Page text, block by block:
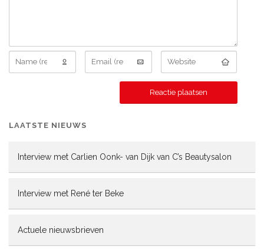
LAATSTE NIEUWS
Interview met Carlien Oonk- van Dijk van C’s Beautysalon
Interview met René ter Beke
Actuele nieuwsbrieven